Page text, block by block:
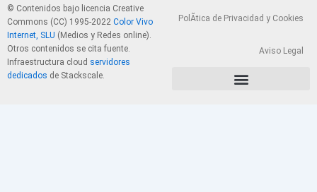
© Contenidos bajo licencia Creative
Commons (CC) 1995-2022 Color Vivo
Internet, SLU (Medios y Redes online).
Otros contenidos se cita fuente.
Infraestructura cloud servidores
dedicados de Stackscale.
PolÃ­tica de Privacidad y Cookies
Aviso Legal